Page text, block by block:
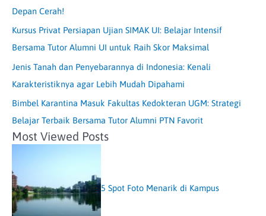
Depan Cerah!
Kursus Privat Persiapan Ujian SIMAK UI: Belajar Intensif
Bersama Tutor Alumni UI untuk Raih Skor Maksimal
Jenis Tanah dan Penyebarannya di Indonesia: Kenali
Karakteristiknya agar Lebih Mudah Dipahami
Bimbel Karantina Masuk Fakultas Kedokteran UGM: Strategi
Belajar Terbaik Bersama Tutor Alumni PTN Favorit
Most Viewed Posts
5 Spot Foto Menarik di Kampus